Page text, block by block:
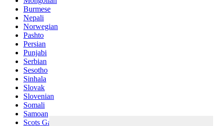
Burmese
Nepali
Norwegian
Pashto
Persian
Punjabi
Serbian
Sesotho
Sinhala
Slovak
Slovenian
Somali
Samoan
Scots Gaelic